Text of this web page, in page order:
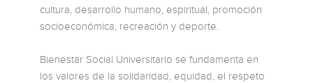
cultura, desarrollo humano, espiritual, promoción
socioeconómica, recreación y deporte.
Bienestar Social Universitario se fundamenta en
los valores de la solidaridad, equidad, el respeto